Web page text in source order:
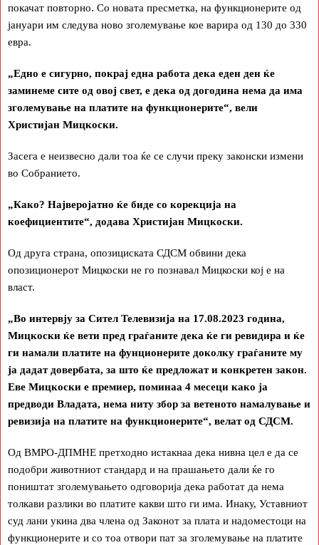
покачат повторно. Со новата пресметка, на функционерите од
јануари им следува ново зголемување кое варира од 130 до 330
евра.
„Едно е сигурно, покрај една работа дека еден ден ќе
заминеме сите од овој свет, е дека од догодина нема да има
зголемување на платите на функционерите“, вели
Христијан Мицкоски.
Засега е неизвесно дали тоа ќе се случи преку законски измени
во Собранието.
„Како? Најверојатно ќе биде со корекција на
коефициентите“, додава Христијан Мицкоски.
Од друга страна, опозициската СДСМ обвини дека
опозиционерот Мицкоски не го познавал Мицкоски кој е на
власт.
„Во интервју за Сител Телевизија на 17.08.2023 година,
Мицкоски ќе вети пред граѓаните дека ќе ги ревидира и ќе
ги намали платите на фунционерите доколку граѓаните му
ја дадат довербата, за што ќе предложат и конкретен закон.
Еве Мицкоски е премиер, поминаа 4 месеци како ја
предводи Владата, нема ниту збор за ветеното намалување и
ревизија на платите на функционерите“, велат од СДСМ.
Од ВМРО-ДПМНЕ претходно истакнаа дека нивна цел е да се
подобри животниот стандард и на прашањето дали ќе го
поништат зголемувањето одговорија дека работат да нема
толкави разлики во платите какви што ги има. Инаку, Уставниот
суд лани укина два члена од Законот за плата и надоместоци на
функционерите и со тоа отвори пат за зголемување на платите